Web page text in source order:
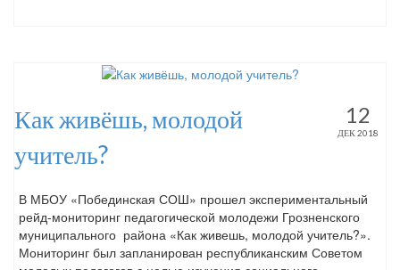
12
ДЕК 2018
Как живёшь, молодой
учитель?
В МБОУ «Побединская СОШ» прошел экспериментальный
рейд-мониторинг педагогической молодежи Грозненского
муниципального района «Как живешь, молодой учитель?».
Мониторинг был запланирован республиканским Советом